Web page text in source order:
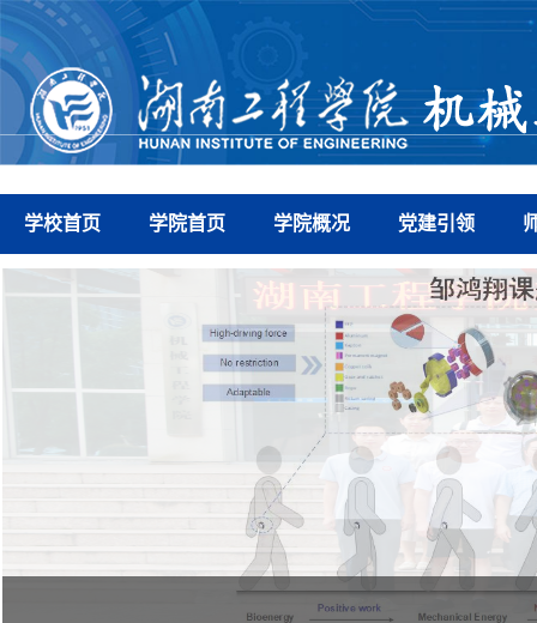
学校首页 学院首页 学院概况 党建引领